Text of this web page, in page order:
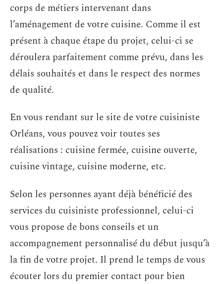
corps de métiers intervenant dans
l’aménagement de votre cuisine. Comme il est
présent à chaque étape du projet, celui-ci se
déroulera parfaitement comme prévu, dans les
délais souhaités et dans le respect des normes
de qualité.
En vous rendant sur le site de votre cuisiniste
Orléans, vous pouvez voir toutes ses
réalisations : cuisine fermée, cuisine ouverte,
cuisine vintage, cuisine moderne, etc.
Selon les personnes ayant déjà bénéficié des
services du cuisiniste professionnel, celui-ci
vous propose de bons conseils et un
accompagnement personnalisé du début jusqu’à
la fin de votre projet. Il prend le temps de vous
écouter lors du premier contact pour bien